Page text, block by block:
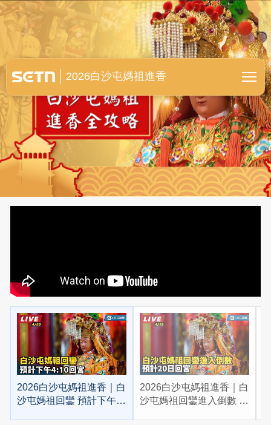
白沙屯媽祖進香全紀錄
2026白沙屯媽祖進香
2026白沙屯媽祖進香｜白
沙屯媽祖回鑾 預計下午
2026白沙屯媽祖進香｜白
沙屯媽祖回鑾進入倒數 預